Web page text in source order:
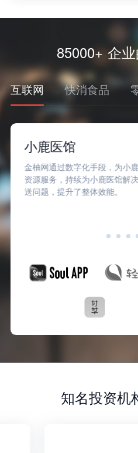
85000+ 企
互联网 快消食品
小鹿医馆
金柚网通过数字化手段，为小
资源服务，持续为小鹿医馆解
送问题，提升了整体效能。
知名投资机